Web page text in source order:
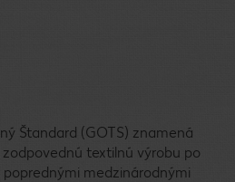
Štandard (GOTS) znamená
textilnú výrobu po
medzinárodnými